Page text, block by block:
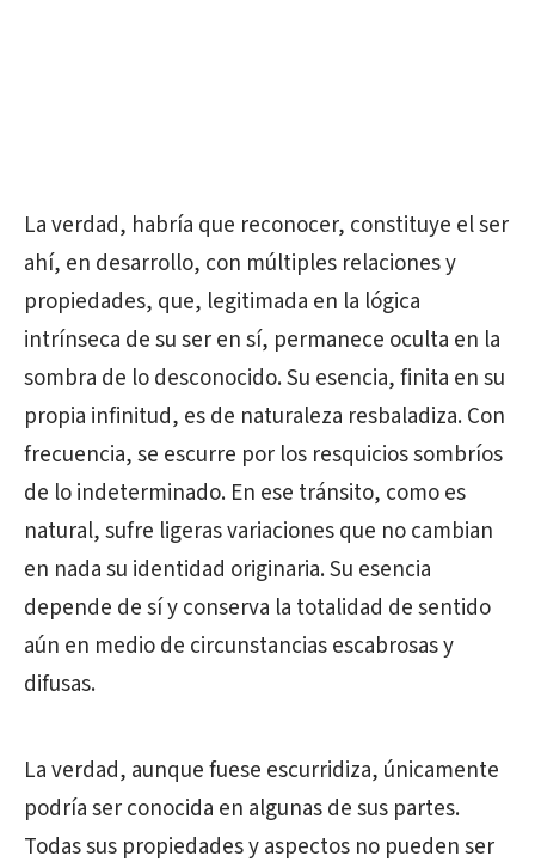
La verdad, habría que reconocer, constituye el ser
ahí, en desarrollo, con múltiples relaciones y
propiedades, que, legitimada en la lógica
intrínseca de su ser en sí, permanece oculta en la
sombra de lo desconocido. Su esencia, finita en su
propia infinitud, es de naturaleza resbaladiza. Con
frecuencia, se escurre por los resquicios sombríos
de lo indeterminado. En ese tránsito, como es
natural, sufre ligeras variaciones que no cambian
en nada su identidad originaria. Su esencia
depende de sí y conserva la totalidad de sentido
aún en medio de circunstancias escabrosas y
difusas.
La verdad, aunque fuese escurridiza, únicamente
podría ser conocida en algunas de sus partes.
Todas sus propiedades y aspectos no pueden ser